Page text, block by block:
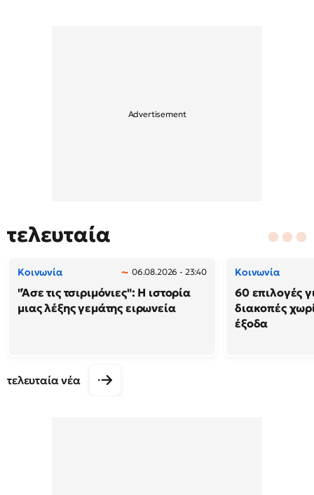
τελευταία
Κοινωνία 06.08.2026 - 23:40
"Άσε τις τσιριμόνιες": Η ιστορία
μιας λέξης γεμάτης ειρωνεία
Κοινωνία
60 επιλογές
διακοπές
έξοδα
τελευταία νέα